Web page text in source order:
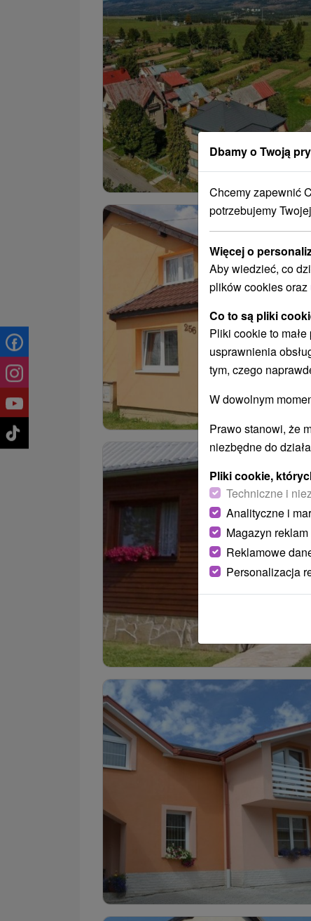
Dbamy o Twoją
Chcemy zapewnić
potrzebujemy
Więcej o
Aby wiedzieć, co
plików cookies oraz
Co to są pliki
Pliki cookie to
usprawnienia
tym, czego
W dowolnym
Prawo stanowi, że
niezbędne do
Pliki cookie,
Techniczne i
Analityczne i
Magazyn reklam
Reklamowe
Personalizacja